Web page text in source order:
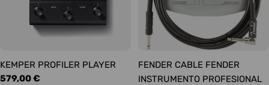
KEMPER PROFILER PLAYER
Precio
579,00 €
FENDER CABLE FENDER
INSTRUMENTO PROFESIONAL